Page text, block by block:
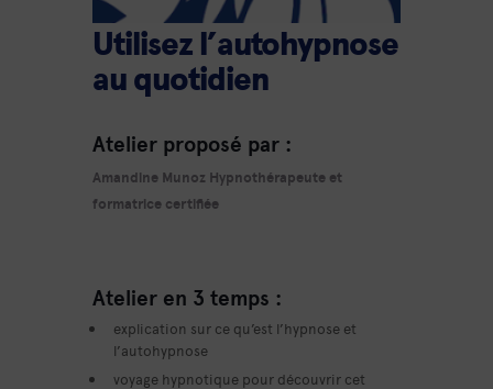
Utilisez l’autohypnose
au quotidien
Atelier proposé par :
Amandine Munoz Hypnothérapeute et
formatrice certifiée
Atelier en 3 temps :
explication sur ce qu’est l’hypnose et
l’autohypnose
voyage hypnotique pour découvrir cet